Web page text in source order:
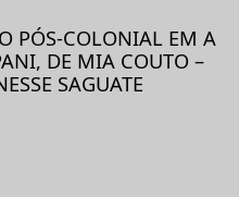
PÓS-COLONIAL EM A
DE MIA COUTO –
SAGUATE